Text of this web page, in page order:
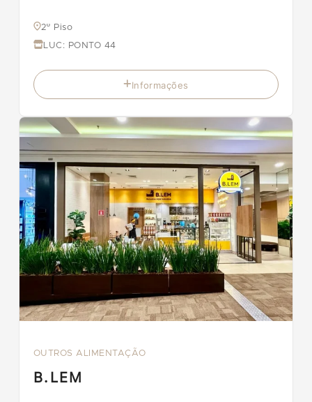
2º Piso
LUC: PONTO 44
Informações
OUTROS ALIMENTAÇÃO
B.LEM